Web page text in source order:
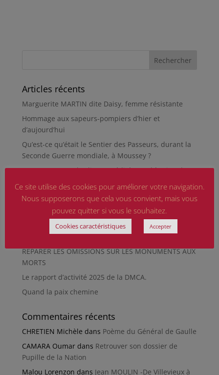
Articles récents
Marguerite MARTIN dite Daisy, femme résistante
Hommage aux sapeurs-pompiers d’hier et
d’aujourd’hui
Qu’est-ce qu’était le Sentier des Passeurs, durant la
Seconde Guerre mondiale, à Moussey ?
La revue « Entre les lignes » éditée par l’équipe du
musée de Besançon
HIROSHIMA
En silence et en peine
Futur Mur des noms des victimes de la Seconde
Guerre mondiale
RÉPARER LES OMISSIONS SUR LES MONUMENTS AUX
MORTS
Le rapport d’activité 2025 de la DMCA.
Quand la paix chemine
Commentaires récents
CHRETIEN Michèle dans Poème du Général de Gaulle
CAMARA Oumardans Retrouver son dossier de
Pupille de la Nation
Malou Lorenzon dans Jean MOULIN -De Villevieux à
Ce site utilise des cookies pour améliorer votre navigation.
Nous supposerons que cela vous convient, mais vous
pouvez quitter si vous le souhaitez.
Cookies caractéristiques Accepter